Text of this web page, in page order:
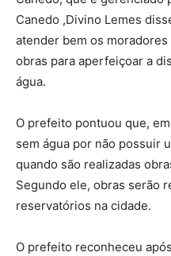
Canedo ,Divino Lemes
atender bem os
obras para aperfeiçoar a
água.
O prefeito pontuou que,
sem água por não possuir
quando são realizadas
Segundo ele, obras serão
reservatórios na cidade.
O prefeito reconheceu